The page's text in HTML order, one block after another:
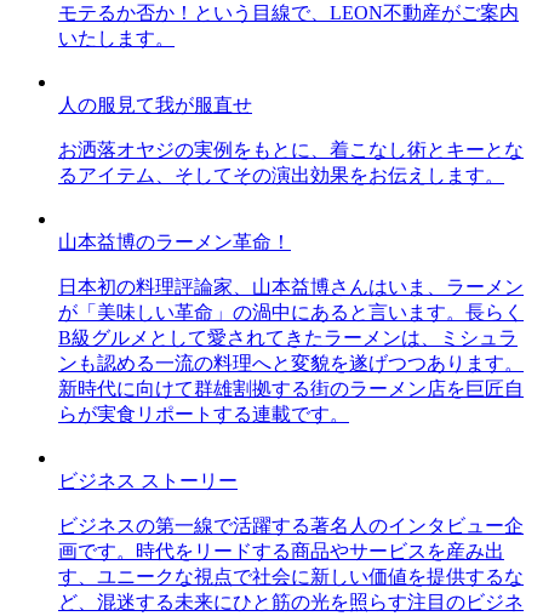
モテるか否か！という目線で、LEON不動産がご案内
いたします。
人の服見て我が服直せ
お洒落オヤジの実例をもとに、着こなし術とキーとな
るアイテム、そしてその演出効果をお伝えします。
山本益博のラーメン革命！
日本初の料理評論家、山本益博さんはいま、ラーメン
が「美味しい革命」の渦中にあると言います。長らく
B級グルメとして愛されてきたラーメンは、ミシュラ
ンも認める一流の料理へと変貌を遂げつつあります。
新時代に向けて群雄割拠する街のラーメン店を巨匠自
らが実食リポートする連載です。
ビジネス ストーリー
ビジネスの第一線で活躍する著名人のインタビュー企
画です。時代をリードする商品やサービスを産み出
す、ユニークな視点で社会に新しい価値を提供するな
ど、混迷する未来にひと筋の光を照らす注目のビジネ